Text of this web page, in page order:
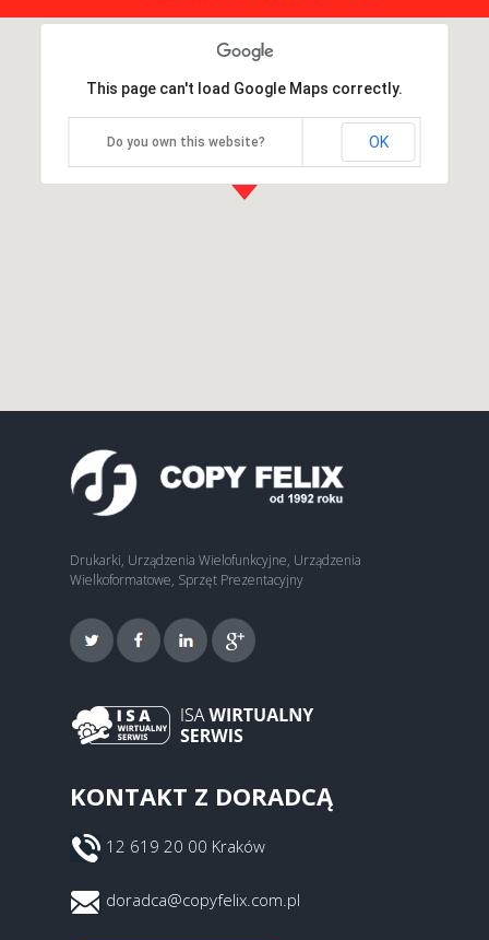
This page can't load Google Maps correctly.
Do you own this website? OK
Drukarki, Urządzenia Wielofunkcyjne, Urządzenia
Wielkoformatowe, Sprzęt Prezentacyjny
KONTAKT Z DORADCĄ
12 619 20 00 Kraków
doradca@copyfelix.com.pl